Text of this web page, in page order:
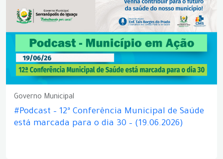
Governo Municipal
#Podcast – 12ª Conferência Municipal de Saúde
está marcada para o dia 30 – (19.06.2026)